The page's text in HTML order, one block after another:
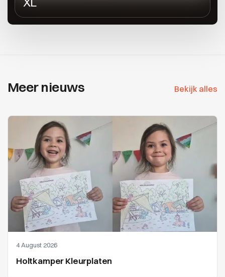
Meer nieuws Bekijk alles
4 August 2026
Holtkamper Kleurplaten